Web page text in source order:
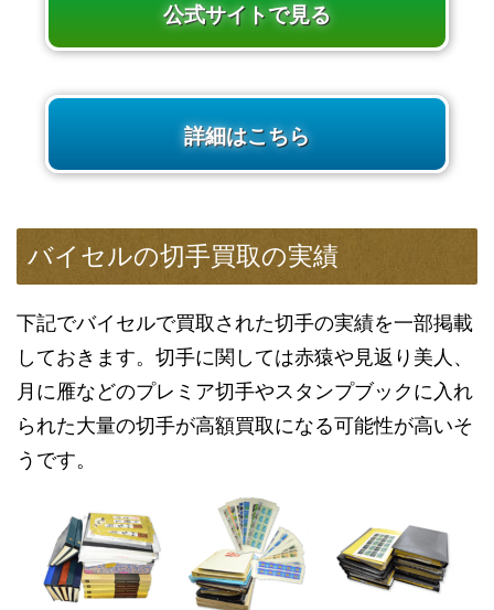
公式サイトで見る
詳細はこちら
バイセルの切手買取の実績
下記でバイセルで買取された切手の実績を一部掲載
しておきます。切手に関しては赤猿や見返り美人、
月に雁などのプレミア切手やスタンプブックに入れ
られた大量の切手が高額買取になる可能性が高いそ
うです。